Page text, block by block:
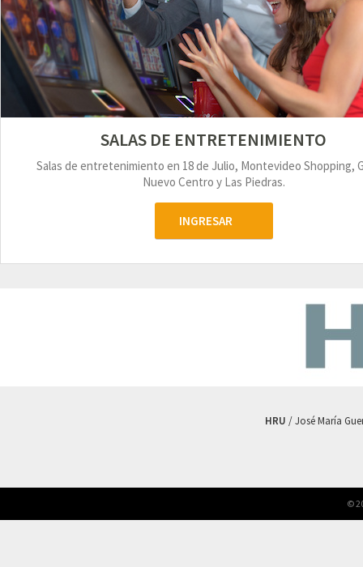
SALAS DE ENTRETENIMIENTO
Salas de entretenimiento en 18 de Julio, Montevideo Shopping,
Nuevo Centro y Las Piedras.
INGRESAR
HRU / José María
©